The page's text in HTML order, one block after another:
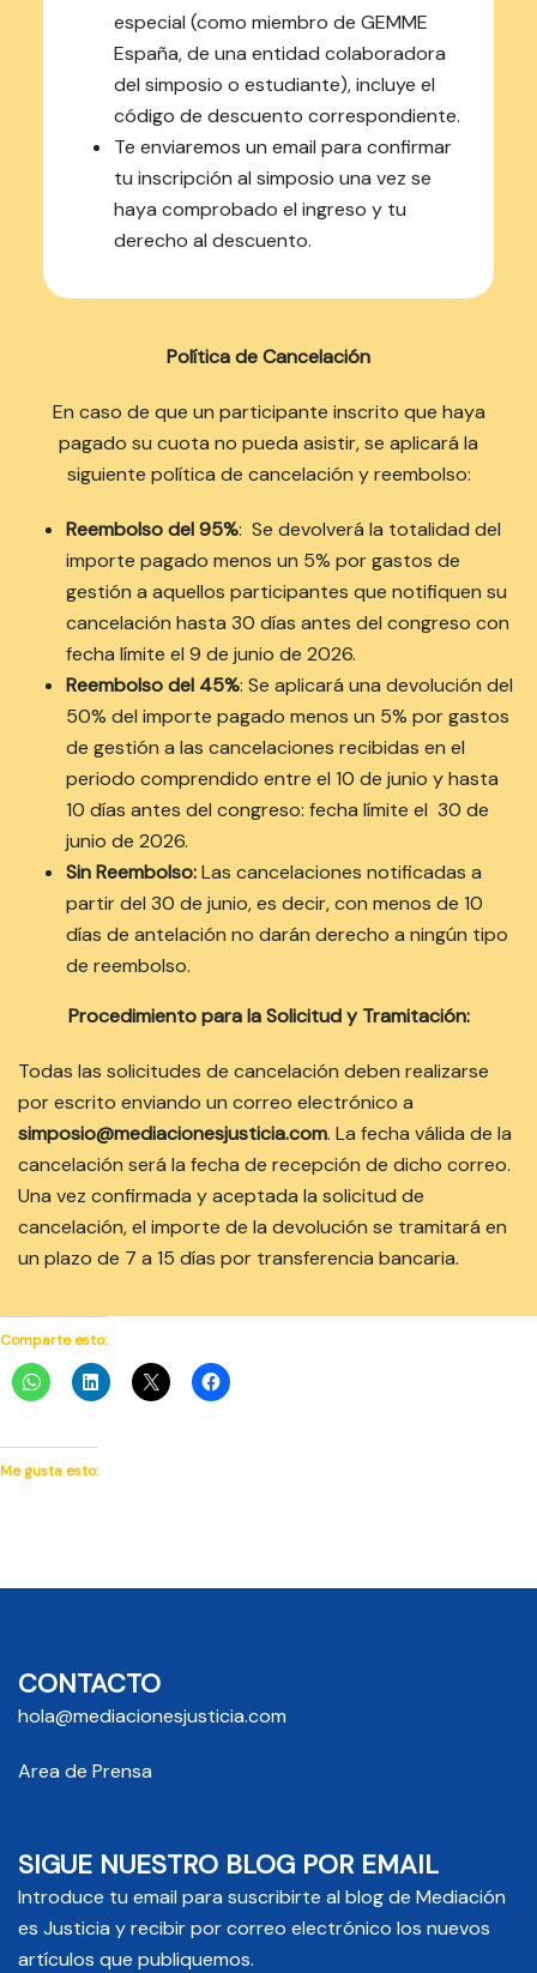
especial (como miembro de GEMME
España, de una entidad colaboradora
del simposio o estudiante), incluye el
código de descuento correspondiente.
Te enviaremos un email para confirmar
tu inscripción al simposio una vez se
haya comprobado el ingreso y tu
derecho al descuento.
Política de Cancelación
En caso de que un participante inscrito que haya
pagado su cuota no pueda asistir, se aplicará la
siguiente política de cancelación y reembolso:
Reembolso del 95%: Se devolverá la totalidad del
importe pagado menos un 5% por gastos de
gestión a aquellos participantes que notifiquen su
cancelación hasta 30 días antes del congreso con
fecha límite el 9 de junio de 2026.
Reembolso del 45%: Se aplicará una devolución del
50% del importe pagado menos un 5% por gastos
de gestión a las cancelaciones recibidas en el
periodo comprendido entre el 10 de junio y hasta
10 días antes del congreso: fecha límite el 30 de
junio de 2026.
Sin Reembolso:Las cancelaciones notificadas a
partir del 30 de junio, es decir, con menos de 10
días de antelación no darán derecho a ningún tipo
de reembolso.
Procedimiento para la Solicitud y Tramitación:
Todas las solicitudes de cancelación deben realizarse
por escrito enviando un correo electrónico a
simposio@mediacionesjusticia.com. La fecha válida de la
cancelación será la fecha de recepción de dicho correo.
Una vez confirmada y aceptada la solicitud de
cancelación, el importe de la devolución se tramitará en
un plazo de 7 a 15 días por transferencia bancaria.
Comparte esto:
Me gusta esto:
CONTACTO
hola@mediacionesjusticia.com
Area de Prensa
SIGUE NUESTRO BLOG POR EMAIL
Introduce tu email para suscribirte al blog de Mediación
es Justicia y recibir por correo electrónico los nuevos
artículos que publiquemos.